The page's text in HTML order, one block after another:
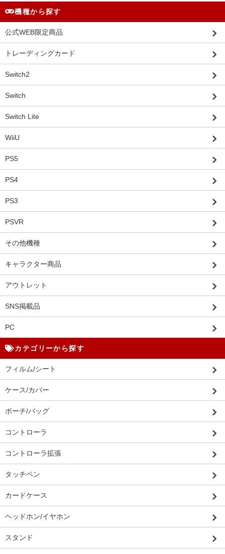
機種から探す
公式WEB限定商品
トレーディングカード
Switch2
Switch
Switch Lite
WiiU
PS5
PS4
PS3
PSVR
その他機種
キャラクター商品
アウトレット
SNS掲載品
PC
カテゴリーから探す
フィルム/シート
ケース/カバー
ポーチ/バッグ
コントローラ
コントローラ拡張
タッチペン
カードケース
ヘッドホン/イヤホン
スタンド